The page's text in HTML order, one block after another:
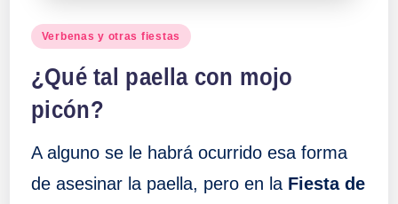
Publicado
Verbenas y otras fiestas
¿Qué tal paella con mojo
picón?
A alguno se le habrá ocurrido esa forma
de asesinar la paella, pero en la Fiesta de